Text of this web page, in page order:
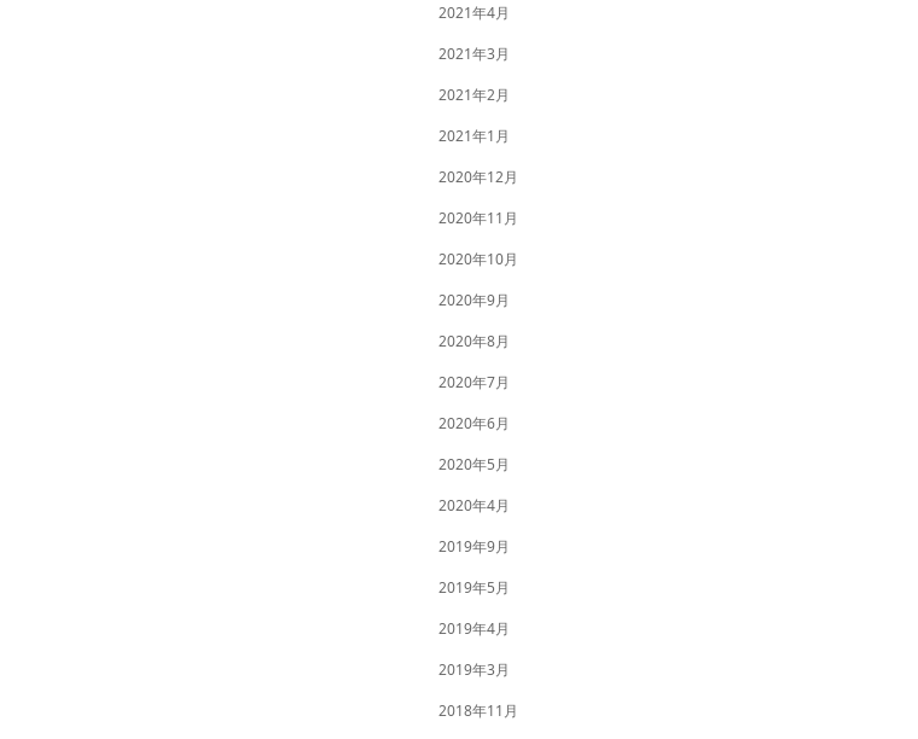
2021年4月
2021年3月
2021年2月
2021年1月
2020年12月
2020年11月
2020年10月
2020年9月
2020年8月
2020年7月
2020年6月
2020年5月
2020年4月
2019年9月
2019年5月
2019年4月
2019年3月
2018年11月